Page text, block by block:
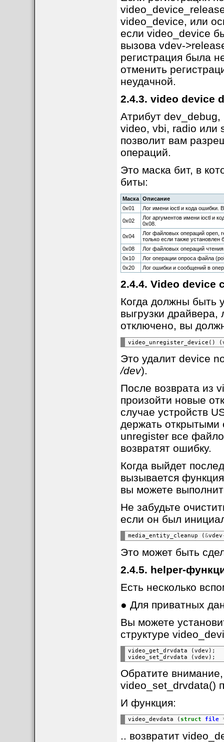
video_device, или
если video_device
вызова vdev-
регистрация была
отменить
неудачной.
2.4.3. video device
Атрибут dev_debug,
video, vbi, radio или
позволит вам
операций.
Это маска бит, в
биты:
Маска
Описание
0x01
Лог имени ioctl и кода ошибки.
0x02
Лог аргументов имени ioctl и
0x08.
0x04
Лог файловых операций open,
только если также установлен
0x08
Лог файловых операций
0x10
Лог операции опроса файла
0x20
Лог ошибки и сообщений в
2.4.4. Video device
Когда должны быть
выгрузки драйвера,
отключено, вы
video_unregister_device()
Это удалит device
/dev).
После возврата из
произойти новые
случае устройств
держать открытыми
unregister все
возвратят ошибку.
Когда выйдет
вызывается
вы можете
Не забудьте
если он был
media_entity_cleanup ( &vdev
Это может быть
2.4.5. helper-
Есть несколько
● Для приватных
Вы можете
структуре
video_get_drvdata
(vdev);
video_set_drvdata
Обратите
video_set_drvdata()
И функция:
video_devdata ( struct file
.. возвратит